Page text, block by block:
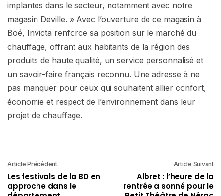
implantés dans le secteur, notamment avec notre
magasin Deville. » Avec l’ouverture de ce magasin à
Boé, Invicta renforce sa position sur le marché du
chauffage, offrant aux habitants de la région des
produits de haute qualité, un service personnalisé et
un savoir-faire français reconnu. Une adresse à ne
pas manquer pour ceux qui souhaitent allier confort,
économie et respect de l’environnement dans leur
projet de chauffage.
Article Précédent
Les festivals de la BD en
approche dans le
Article Suivant
Albret : l’heure de la
rentrée a sonné pour le